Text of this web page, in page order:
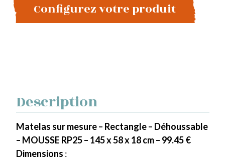
Configurez votre produit
Description
Matelas sur mesure – Rectangle – Déhoussable
– MOUSSE RP25 – 145 x 58 x 18 cm – 99.45 €
Dimensions :